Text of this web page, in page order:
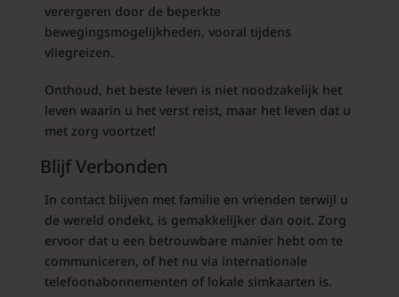
verergeren door de beperkte
bewegingsmogelijkheden, vooral tijdens
vliegreizen.
Onthoud, het beste leven is niet noodzakelijk het
leven waarin u het verst reist, maar het leven dat u
met zorg voortzet!
Blijf Verbonden
In contact blijven met familie en vrienden terwijl u
de wereld ondekt, is gemakkelijker dan ooit. Zorg
ervoor dat u een betrouwbare manier hebt om te
communiceren, of het nu via internationale
telefoonabonnementen of lokale simkaarten is.